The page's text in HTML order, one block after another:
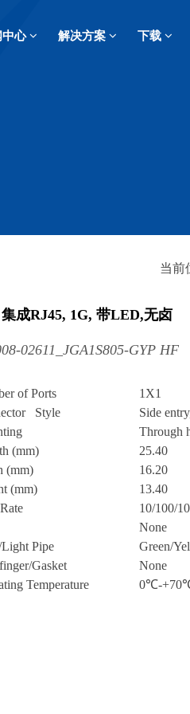
中心 解决方案 下载
当前
成RJ45, 1G, 带LED,无卤
02611_JGA1S805-GYP HF
of Ports
1X1
Style
Side
Through
(mm)
25.40
(mm)
16.20
(mm)
13.40
10/100/
None
Pipe
Green/
Gasket
None
Temperature
0℃-